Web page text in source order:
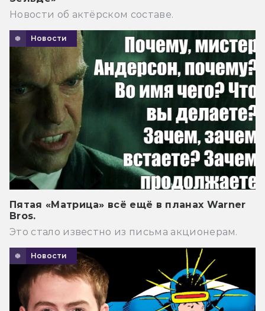
Новости об актёрском составе.
Новости
Пятая «Матрица» всё ещё в планах Warner
Bros.
Это стало известно из письма акционерам.
Новости